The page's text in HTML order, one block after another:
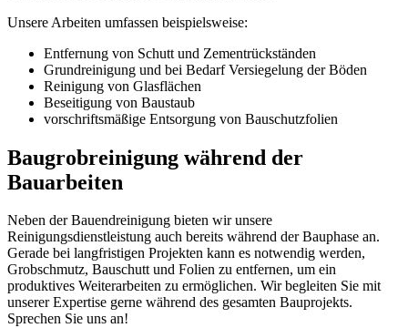
Unsere Arbeiten umfassen beispielsweise:
Entfernung von Schutt und Zementrückständen
Grundreinigung und bei Bedarf Versiegelung der Böden
Reinigung von Glasflächen
Beseitigung von Baustaub
vorschriftsmäßige Entsorgung von Bauschutzfolien
Baugrobreinigung während der
Bauarbeiten
Neben der Bauendreinigung bieten wir unsere
Reinigungsdienstleistung auch bereits während der Bauphase an.
Gerade bei langfristigen Projekten kann es notwendig werden,
Grobschmutz, Bauschutt und Folien zu entfernen, um ein
produktives Weiterarbeiten zu ermöglichen. Wir begleiten Sie mit
unserer Expertise gerne während des gesamten Bauprojekts.
Sprechen Sie uns an!